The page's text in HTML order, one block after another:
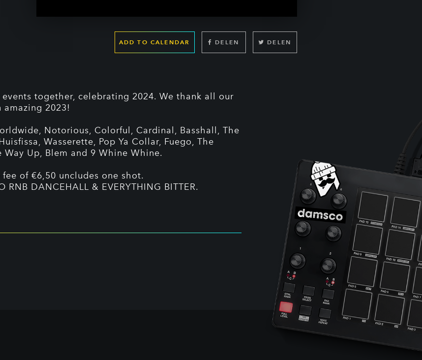
ADD TO CALENDAR DELEN DELEN
together, celebrating 2024. We thank all our
2023!
Notorious, Colorful, Cardinal, Basshall, The
Wasserette, Pop Ya Collar, Fuego, The
Up, Blem and 9 Whine Whine.
fee of €6,50 uncludes one shot.
RNB DANCEHALL & EVERYTHING BITTER.